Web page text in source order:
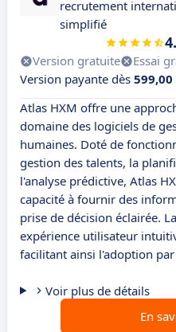
recrutement
simplifié
Version gratuite Essai
Version payante dès
Atlas HXM offre une
domaine des logiciels de
humaines. Doté de
gestion des talents, la
l'analyse prédictive, Atlas
capacité à fournir des
prise de décision éclairée.
expérience utilisateur
facilitant ainsi l'adoption
Voir plus de détails
En